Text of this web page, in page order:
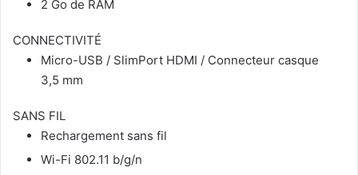
2 Go de RAM
CONNECTIVITÉ
Micro-USB / SlimPort HDMI / Connecteur casque
3,5 mm
SANS FIL
Rechargement sans fil
Wi-Fi 802.11 b/g/n